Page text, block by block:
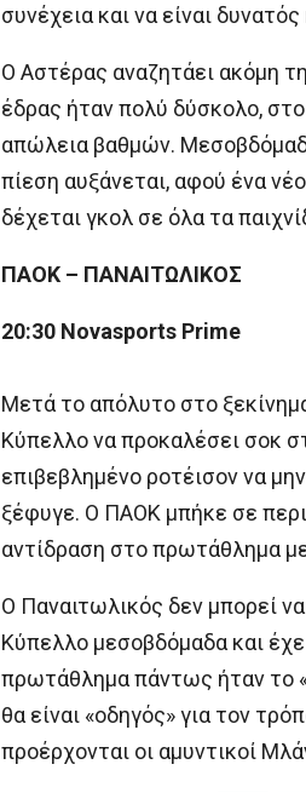
συνέχεια και να είναι
Ο Αστέρας αναζητάει ακόμη
έδρας ήταν πολύ δύσκολο,
απώλεια βαθμών.
πίεση αυξάνεται, αφού ένα
δέχεται γκολ σε όλα τα
ΠΑΟΚ – ΠΑΝΑΙΤΩΛΙΚΟΣ
20:30 Novasports Prime
Μετά το απόλυτο στο
Κύπελλο να προκαλέσει σοκ
επιβεβλημένο ροτέισον να
ξέφυγε. Ο ΠΑΟΚ μπήκε σε
αντίδραση στο πρωτάθλημα
Ο Παναιτωλικός δεν μπορεί
Κύπελλο μεσοβδόμαδα και
πρωτάθλημα πάντως ήταν το
θα είναι «οδηγός» για τον
προέρχονται οι αμυντικοί